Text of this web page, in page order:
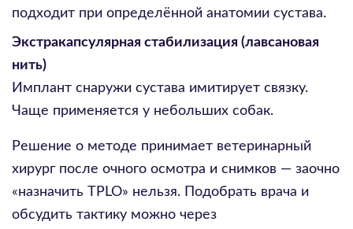
подходит при определённой анатомии сустава.
Экстракапсулярная стабилизация (лавсановая
нить)
Имплант снаружи сустава имитирует связку.
Чаще применяется у небольших собак.
Решение о методе принимает ветеринарный
хирург после очного осмотра и снимков — заочно
«назначить TPLO» нельзя. Подобрать врача и
обсудить тактику можно через